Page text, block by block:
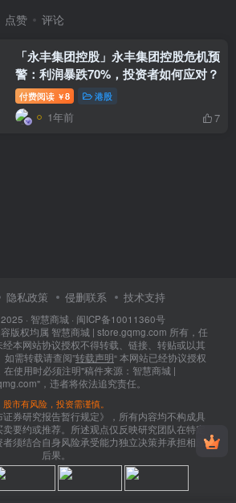
点赞 评论
「永丰集团控股」永丰集团控股危机预
警：利润暴跌70%，投资者如何应对？
付费阅读 ￥8 港股
1年前 7
隐私政策 侵删联系 技术支持
· 智慧商城 · 闽ICP备10011360号
版权均属 智慧商城 | store.gqmg.com 所有，任
本网站协议授权不得转载、链接、转贴或以其
如需转载请查阅”转载声明“ 本网站已经协议授权
在使用时必须注明"稿件来源：智慧商城 |
，违者将依法追究责任。
股市有风险，投资需谨慎。
券研究报告暂行规定》，所有内容均不构成具
要约或推荐。所述观点仅反映研究团队在特定
须结合自身风险承受能力独立决策并承担相应
后果。